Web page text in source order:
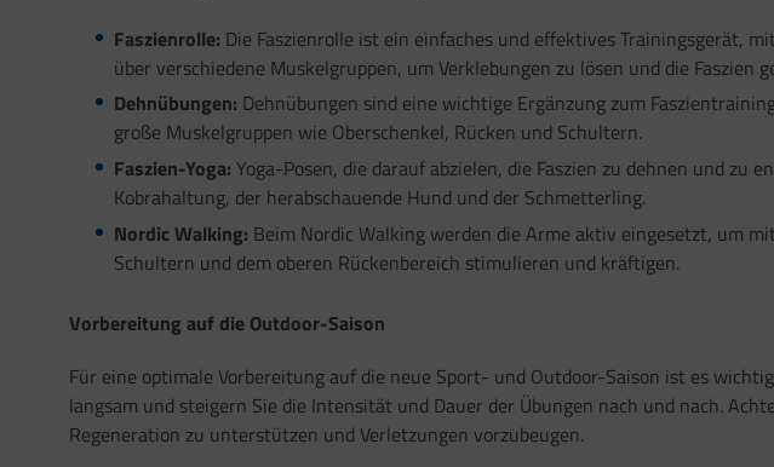
Faszienrolle: Die Faszienrolle ist ein einfaches und effektives Trainingsgerät,
über verschiedene Muskelgruppen, um Verklebungen zu lösen und die Faszien
Dehnübungen: Dehnübungen sind eine wichtige Ergänzung zum
große Muskelgruppen wie Oberschenkel, Rücken und Schultern.
Faszien-Yoga: Yoga-Posen, die darauf abzielen, die Faszien zu dehnen und zu
Kobrahaltung, der herabschauende Hund und der Schmetterling.
Nordic Walking: Beim Nordic Walking werden die Arme aktiv eingesetzt, um
Schultern und dem oberen Rückenbereich stimulieren und kräftigen.
Vorbereitung auf die Outdoor-Saison
Für eine optimale Vorbereitung auf die neue Sport- und Outdoor-Saison ist es
langsam und steigern Sie die Intensität und Dauer der Übungen nach und nach.
Regeneration zu unterstützen und Verletzungen vorzubeugen.